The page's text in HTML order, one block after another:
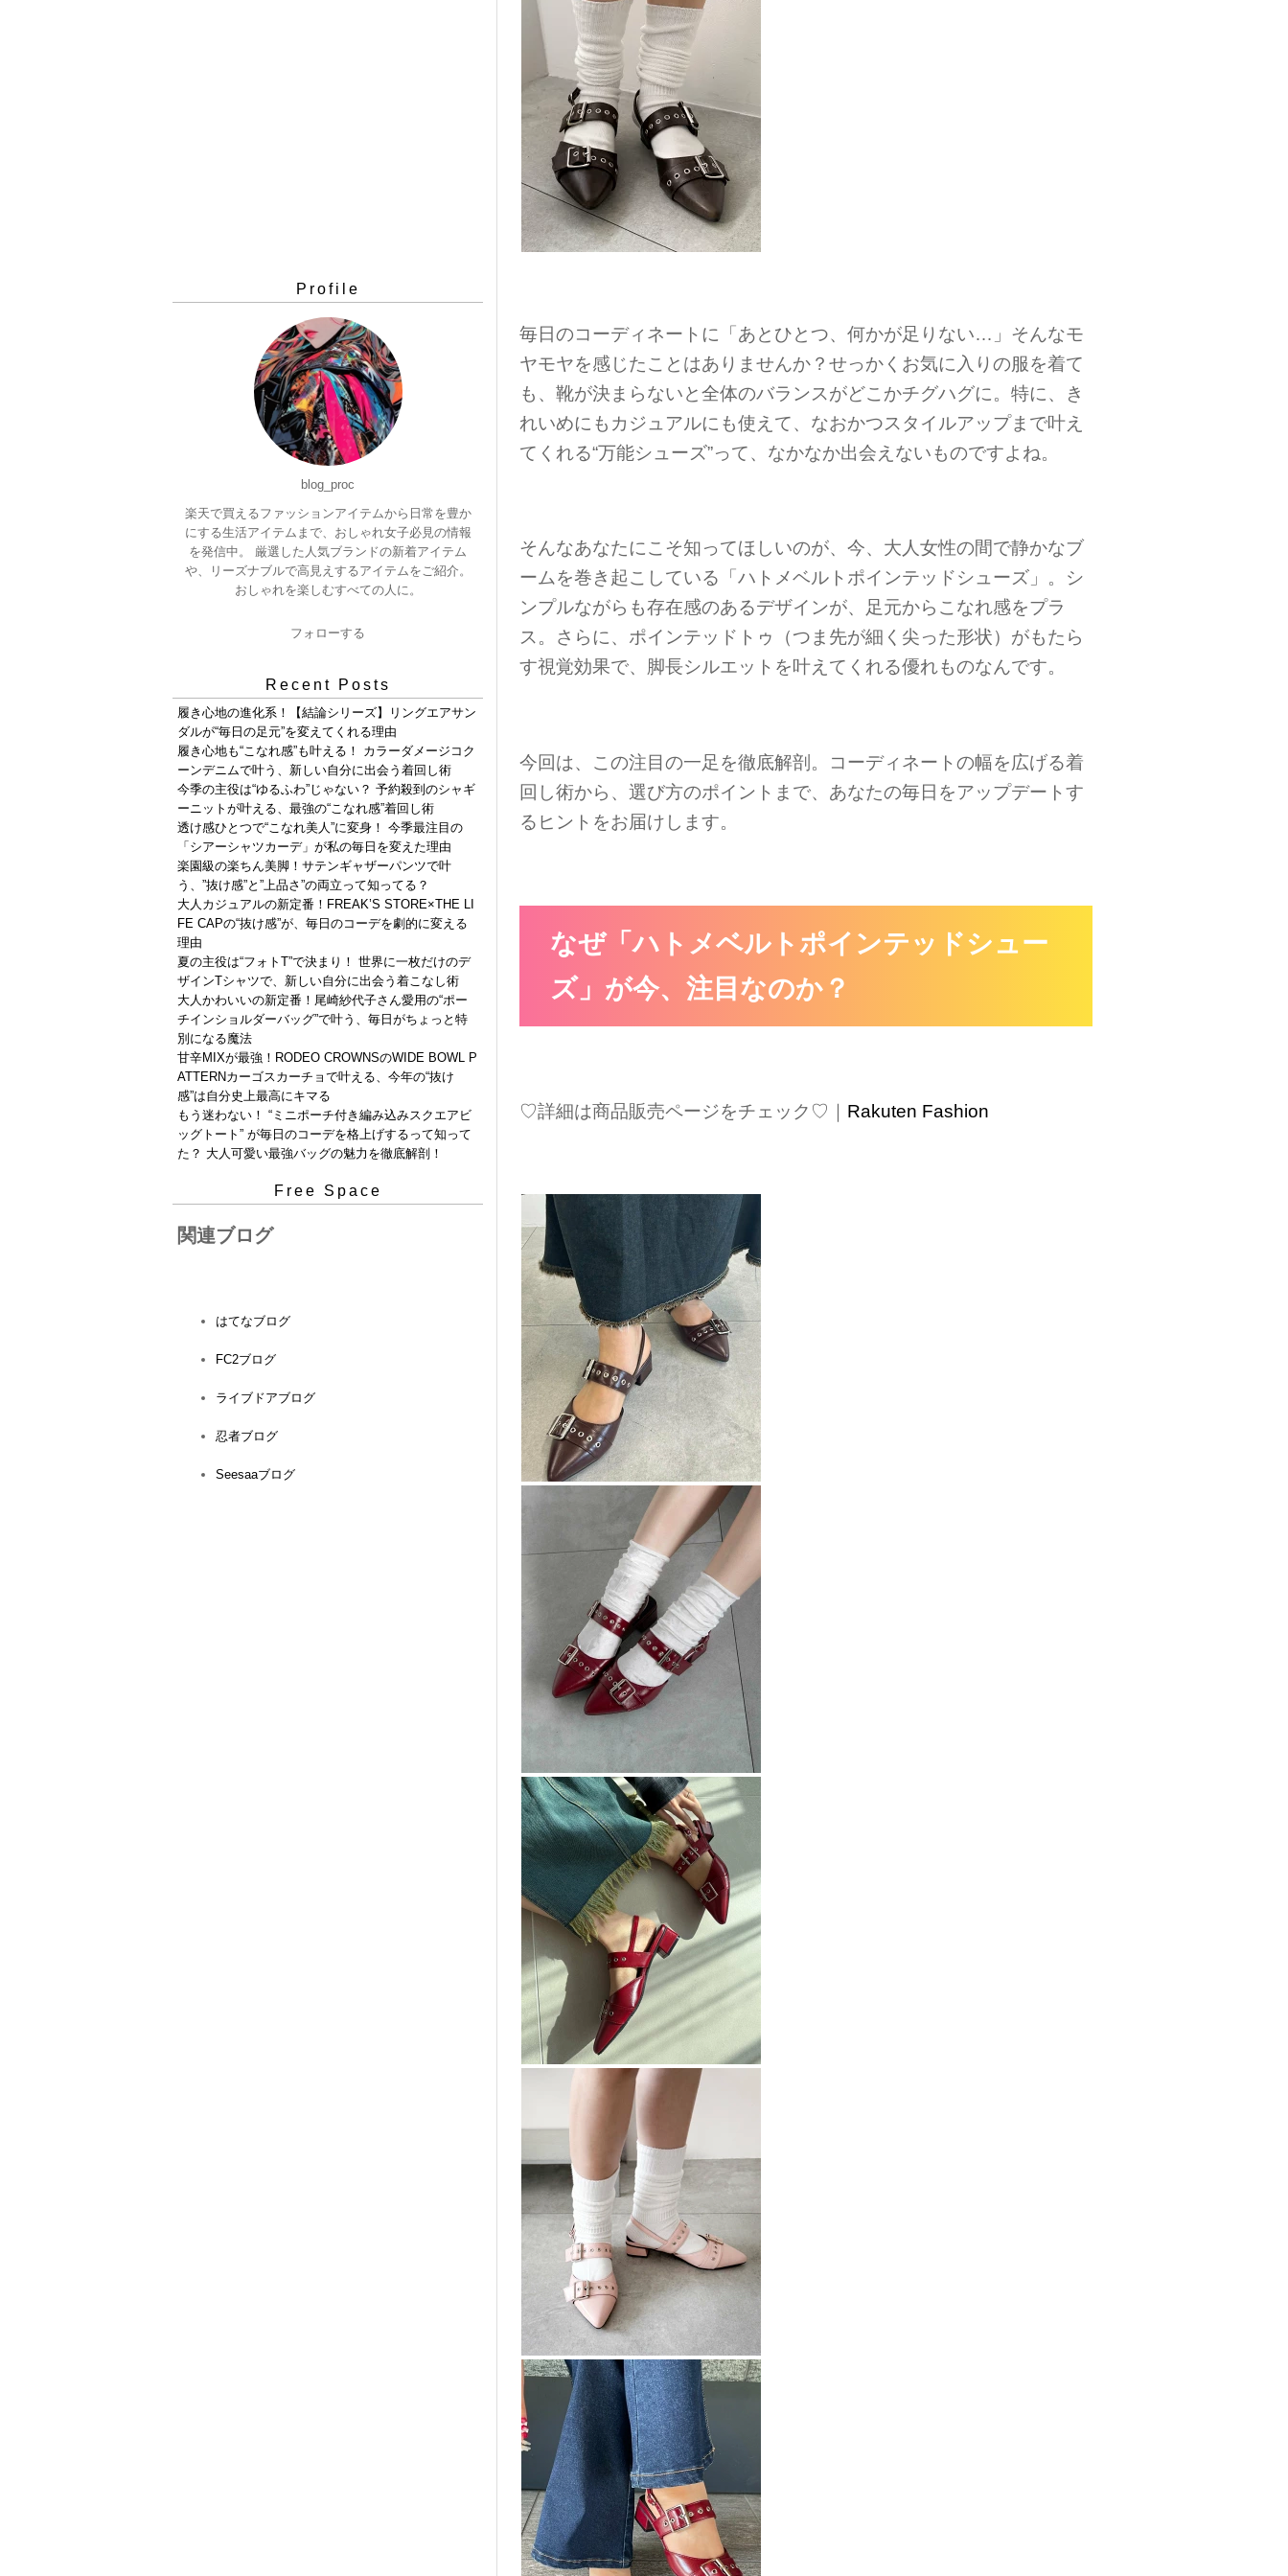
Profile
blog_proc
楽天で買えるファッションアイテムから日常を豊か
にする生活アイテムまで、おしゃれ女子必見の情報
を発信中。 厳選した人気ブランドの新着アイテム
や、リーズナブルで高見えするアイテムをご紹介。
おしゃれを楽しむすべての人に。
フォローする
Recent Posts
履き心地の進化系！【結論シリーズ】リングエアサン
ダルが“毎日の足元”を変えてくれる理由
履き心地も“こなれ感”も叶える！ カラーダメージコク
ーンデニムで叶う、新しい自分に出会う着回し術
今季の主役は“ゆるふわ”じゃない？ 予約殺到のシャギ
ーニットが叶える、最強の“こなれ感”着回し術
透け感ひとつで“こなれ美人”に変身！ 今季最注目の
「シアーシャツカーデ」が私の毎日を変えた理由
楽園級の楽ちん美脚！サテンギャザーパンツで叶
う、”抜け感”と”上品さ”の両立って知ってる？
大人カジュアルの新定番！FREAK’S STORE×THE LI
FE CAPの“抜け感”が、毎日のコーデを劇的に変える
理由
夏の主役は“フォトT”で決まり！ 世界に一枚だけのデ
ザインTシャツで、新しい自分に出会う着こなし術
大人かわいいの新定番！尾崎紗代子さん愛用の“ポー
チインショルダーバッグ”で叶う、毎日がちょっと特
別になる魔法
甘辛MIXが最強！RODEO CROWNSのWIDE BOWL P
ATTERNカーゴスカーチョで叶える、今年の“抜け
感”は自分史上最高にキマる
もう迷わない！ “ミニポーチ付き編み込みスクエアビ
ッグトート” が毎日のコーデを格上げするって知って
た？ 大人可愛い最強バッグの魅力を徹底解剖！
Free Space
関連ブログ
はてなブログ
FC2ブログ
ライブドアブログ
忍者ブログ
Seesaaブログ
毎日のコーディネートに「あとひとつ、何かが足りない…」そんなモ
ヤモヤを感じたことはありませんか？せっかくお気に入りの服を着て
も、靴が決まらないと全体のバランスがどこかチグハグに。特に、き
れいめにもカジュアルにも使えて、なおかつスタイルアップまで叶え
てくれる“万能シューズ”って、なかなか出会えないものですよね。
そんなあなたにこそ知ってほしいのが、今、大人女性の間で静かなブ
ームを巻き起こしている「ハトメベルトポインテッドシューズ」。シ
ンプルながらも存在感のあるデザインが、足元からこなれ感をプラ
ス。さらに、ポインテッドトゥ（つま先が細く尖った形状）がもたら
す視覚効果で、脚長シルエットを叶えてくれる優れものなんです。
今回は、この注目の一足を徹底解剖。コーディネートの幅を広げる着
回し術から、選び方のポイントまで、あなたの毎日をアップデートす
るヒントをお届けします。
なぜ「ハトメベルトポインテッドシュー
ズ」が今、注目なのか？
♡詳細は商品販売ページをチェック♡｜ Rakuten Fashion